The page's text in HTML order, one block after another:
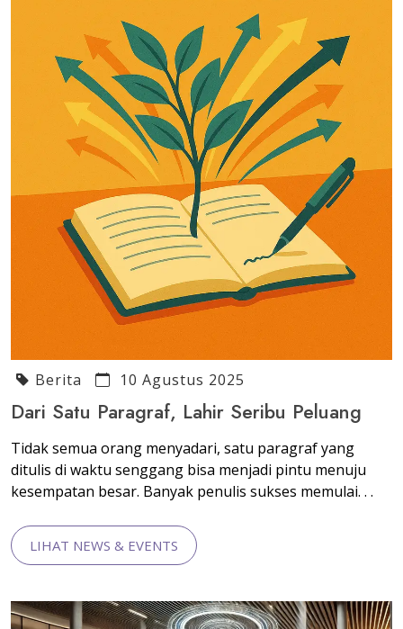
Berita 10 Agustus 2025
Dari Satu Paragraf, Lahir Seribu Peluang
Tidak semua orang menyadari, satu paragraf yang
ditulis di waktu senggang bisa menjadi pintu menuju
kesempatan besar. Banyak penulis sukses memulai. . .
LIHAT NEWS & EVENTS